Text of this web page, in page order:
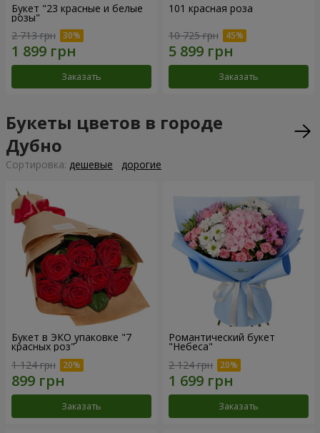
Букет "23 красные и белые
розы"
2 713 грн
Заказать
101 красная роза
10 725 грн
Заказать
Букеты цветов в городе
Дубно
Cортировка: дешевые дорогие
Букет в ЭКО упаковке "7
красных роз"
1 124 грн
Заказать
Романтический букет
"Небеса"
2 124 грн
Заказать